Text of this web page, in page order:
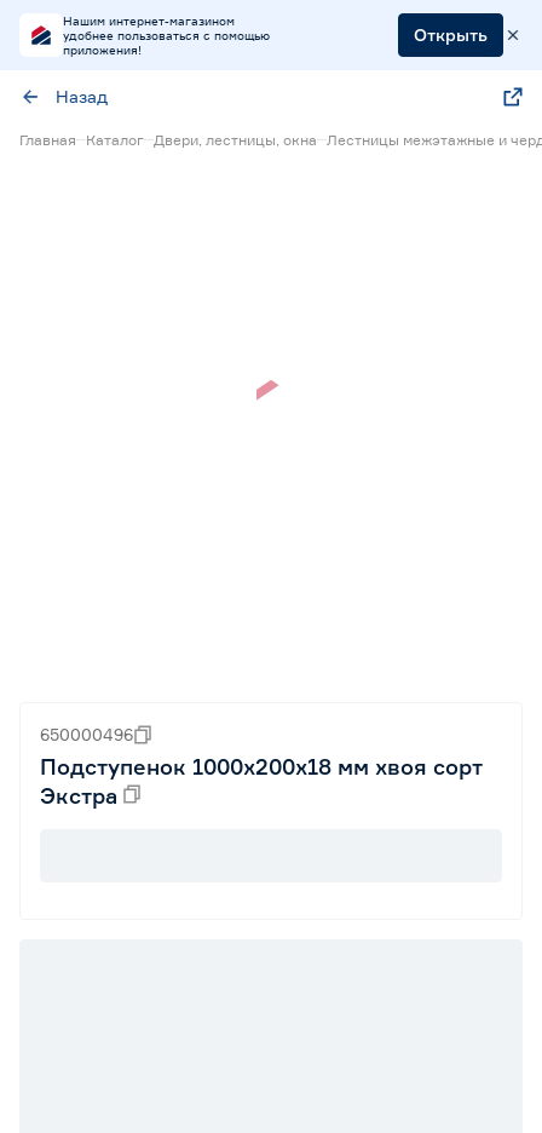
Нашим интернет-магазином
удобнее пользоваться с помощью
приложения!
Открыть
Назад
Главная Каталог Двери, лестницы, окна Лестницы межэтажные и
650000496
Подступенок 1000х200х18 мм хвоя сорт
Экстра